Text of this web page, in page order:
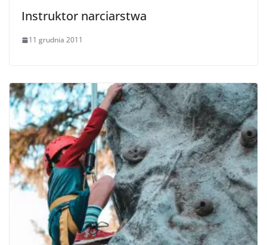
Instruktor narciarstwa
11 grudnia 2011